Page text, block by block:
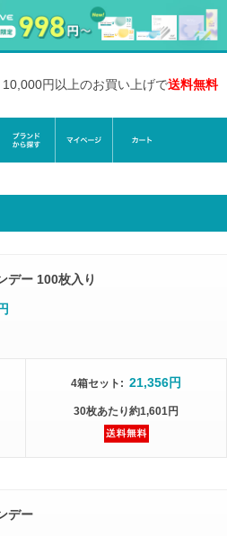
10,000円以上のお買い上げで送料無料
デー 100枚入り
4箱セット : 21,356円
30枚あたり約1,601円
デー